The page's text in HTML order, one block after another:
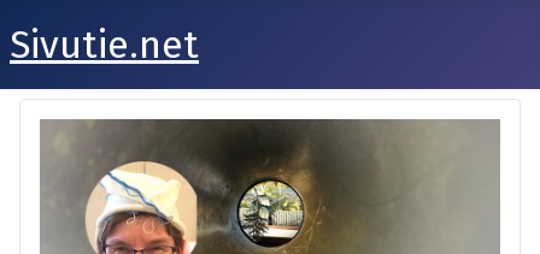
Sivutie.net